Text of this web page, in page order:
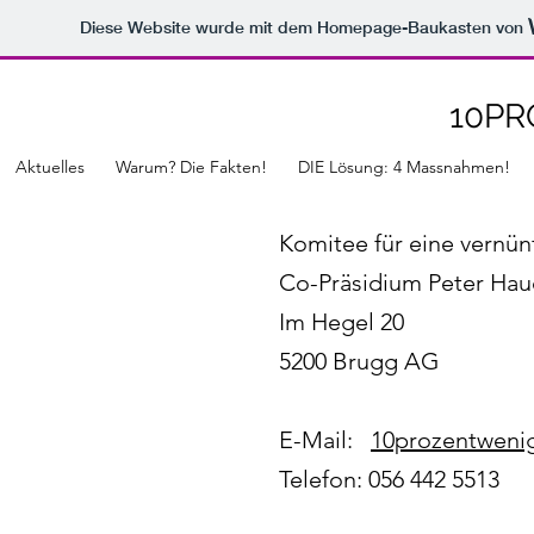
Diese Website wurde mit dem Homepage-Baukasten von
Aktuelles Warum? Die Fakten! DIE Lösung: 4 Massnahmen!
Komitee für eine
Co-Präsidium Peter
Im Hegel 20
5200 Brugg AG
E-Mail:
Telefon: 056 442 5513